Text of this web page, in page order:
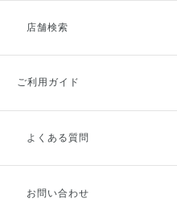
店舗検索
ご利用ガイド
ご利用ガイドトップ
お支払方法
よくある質問
お問い合わせ